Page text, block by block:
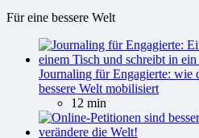
Für eine bessere Welt
Journaling für Engagierte: wie
bessere Welt mobilisiert
12 min